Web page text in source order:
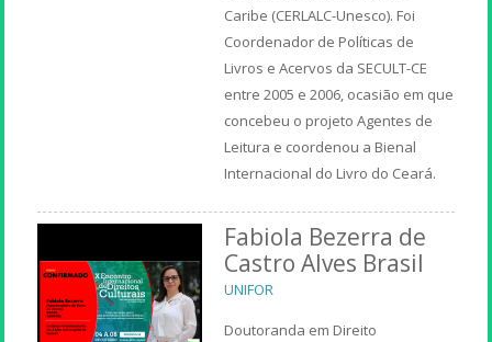
Caribe (CERLALC-Unesco). Foi
Coordenador de Políticas de
Livros e Acervos da SECULT-CE
entre 2005 e 2006, ocasião em que
concebeu o projeto Agentes de
Leitura e coordenou a Bienal
Internacional do Livro do Ceará.
Fabiola Bezerra de
Castro Alves Brasil
UNIFOR
Doutoranda em Direito